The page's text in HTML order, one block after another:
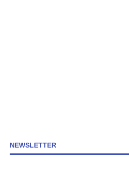
NEWSLETTER